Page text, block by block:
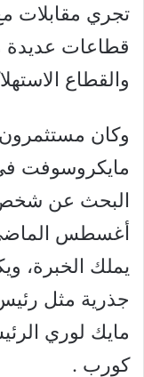
تجري مقابلات
قطاعات عديدة
والقطاع
وكان
مايكروسوفت
البحث عن شخص
يملك الخبرة،
جذرية مثل
مايك لوري
كورب .